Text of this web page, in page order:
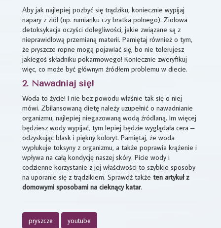
Aby jak najlepiej pozbyć się trądziku, koniecznie wypijaj
napary z ziół (np. rumianku czy bratka polnego). Ziołowa
detoksykacja oczyści dolegliwości, jakie związane są z
nieprawidłową przemianą materii. Pamiętaj również o tym,
że pryszcze ropne mogą pojawiać się, bo nie tolerujesz
jakiegoś składniku pokarmowego! Koniecznie zweryfikuj
więc, co może być głównym źródłem problemu w diecie.
2. Nawadniaj się!
Woda to życie! I nie bez powodu właśnie tak się o niej
mówi. Zbilansowaną dietę należy uzupełnić o nawadnianie
organizmu, najlepiej niegazowaną wodą źródlaną. Im więcej
będziesz wody wypijać, tym lepiej będzie wyglądała cera –
odzyskując blask i piękny koloryt. Pamiętaj, że woda
wypłukuje toksyny z organizmu, a także poprawia krążenie i
wpływa na całą kondycję naszej skóry. Picie wody i
codzienne korzystanie z jej właściwości to szybkie sposoby
na uporanie się z trądzikiem. Sprawdź także ten artykuł z
domowymi sposobami na cieknący katar.
pryszcze youtube